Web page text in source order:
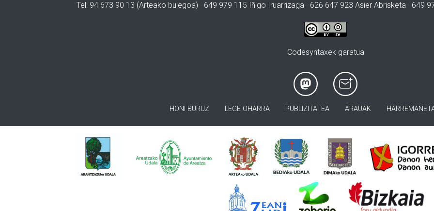
Tel: 94 673 90 13 (Arteako bulegoa) · 649 979 115 Iñigo Iruarrizaga · 626 647 923 Asier Abrisketa · 649
Codesyntaxek garatua
HONI BURUZ LEGE OHARRA PUBLIZITATEA ARAUAK